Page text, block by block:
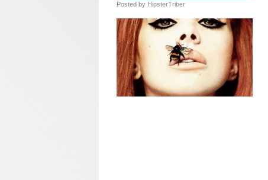
Posted by HipsterTriber